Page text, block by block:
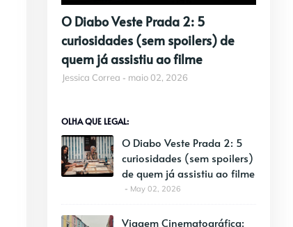
O Diabo Veste Prada 2: 5
curiosidades (sem spoilers) de
quem já assistiu ao filme
Jessica Correa maio 02, 2026
OLHA QUE LEGAL:
O Diabo Veste Prada 2: 5
curiosidades (sem spoilers)
de quem já assistiu ao filme
May 02, 2026
Viagem Cinematográfica: